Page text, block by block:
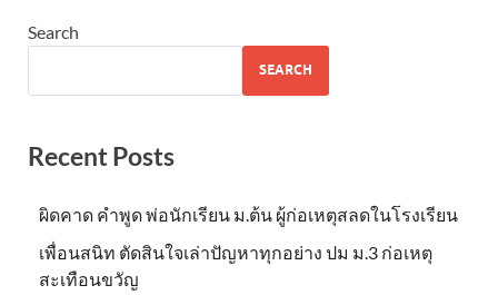
Search
SEARCH
Recent Posts
ผิดคาด คำพูด พ่อนักเรียน ม.ต้น ผู้ก่อเหตุสลดในโรงเรียน
เพื่อนสนิท ตัดสินใจเล่าปัญหาทุกอย่าง ปม ม.3 ก่อเหตุ
สะเทือนขวัญ